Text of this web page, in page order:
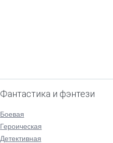
Фантастика и фэнтези
Боевая
Героическая
Детективная